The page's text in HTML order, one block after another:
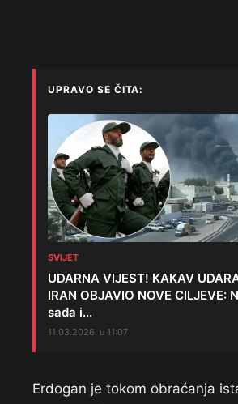
UPRAVO SE ČITA:
SVIJET
UDARNA VIJEST! KAKAV
IRAN OBJAVIO NOVE CILJEVE:
sada i...
11.03.2026. u 11:07
Erdogan je tokom obraćanja